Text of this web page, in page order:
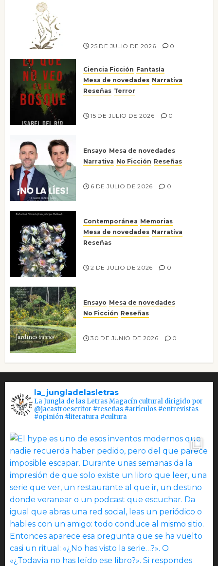
25 DE JULIO DE 2026 0
Ciencia Ficción Fantasía
Mesa de novedades Narrativa
Reseñas Terror
15 DE JULIO DE 2026 0
Ensayo Mesa de novedades
Narrativa No Ficción Reseñas
6 DE JULIO DE 2026 0
Contemporánea Memorias
Mesa de novedades Narrativa
Reseñas
2 DE JULIO DE 2026 0
Ensayo Mesa de novedades
No Ficción Reseñas
30 DE JUNIO DE 2026 0
la_jungladelasletras
La Jungla de las Letras Magacín cultural dirigido por
@jacastroescritor #reseñas #artículos #entrevistas
#opinión #literatura #cultura